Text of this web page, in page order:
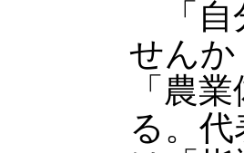
「自
せんか
「農
る。